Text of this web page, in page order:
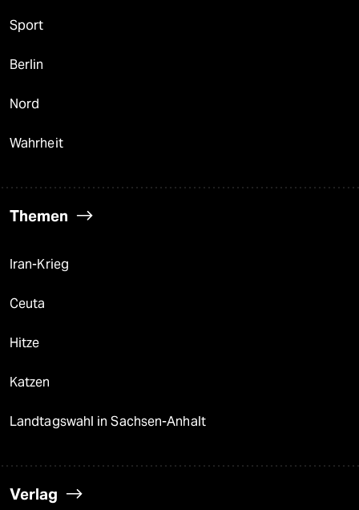
Sport
Berlin
Nord
Wahrheit
Themen
Iran-Krieg
Ceuta
Hitze
Katzen
Landtagswahl in Sachsen-Anhalt
Verlag